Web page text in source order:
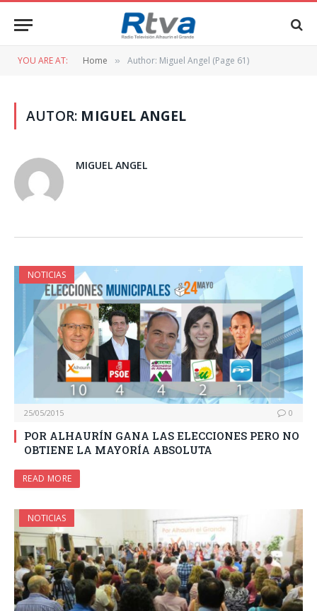
YOU ARE AT: Home » Author: Miguel Angel (Page 61)
AUTOR: MIGUEL ANGEL
MIGUEL ANGEL
NOTICIAS
25/05/2015 0
POR ALHAURÍN GANA LAS ELECCIONES PERO NO
OBTIENE LA MAYORÍA ABSOLUTA
READ MORE
NOTICIAS